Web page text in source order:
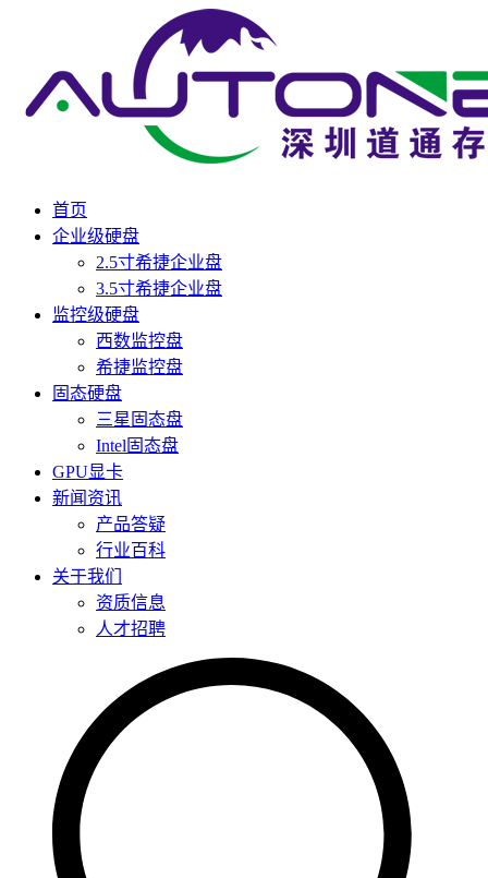
首页
企业级硬盘
2.5寸希捷企业盘
3.5寸希捷企业盘
监控级硬盘
西数监控盘
希捷监控盘
固态硬盘
三星固态盘
Intel固态盘
GPU显卡
新闻资讯
产品答疑
行业百科
关于我们
资质信息
人才招聘